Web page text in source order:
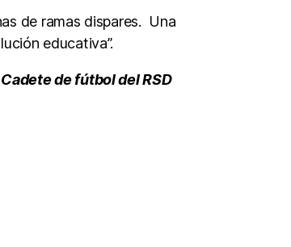
de ramas dispares. Una
educativa”.
de fútbol del RSD